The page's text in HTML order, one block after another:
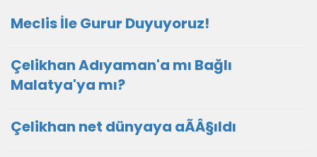
Meclis İle Gurur Duyuyoruz!
Çelikhan Adıyaman'a mı Bağlı
Malatya'ya mı?
Çelikhan net dünyaya aÃÂ§ıldı